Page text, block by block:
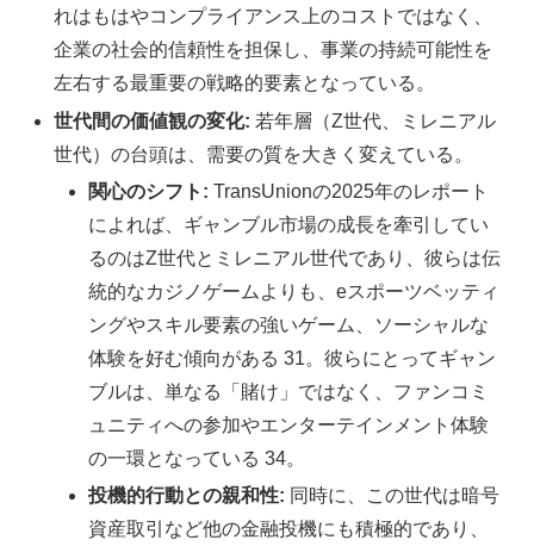
れはもはやコンプライアンス上のコストではなく、
企業の社会的信頼性を担保し、事業の持続可能性を
左右する最重要の戦略的要素となっている。
世代間の価値観の変化: 若年層（Z世代、ミレニアル
世代）の台頭は、需要の質を大きく変えている。
関心のシフト: TransUnionの2025年のレポート
によれば、ギャンブル市場の成長を牽引してい
るのはZ世代とミレニアル世代であり、彼らは伝
統的なカジノゲームよりも、eスポーツベッティ
ングやスキル要素の強いゲーム、ソーシャルな
体験を好む傾向がある 31。彼らにとってギャン
ブルは、単なる「賭け」ではなく、ファンコミ
ュニティへの参加やエンターテインメント体験
の一環となっている 34。
投機的行動との親和性: 同時に、この世代は暗号
資産取引など他の金融投機にも積極的であり、